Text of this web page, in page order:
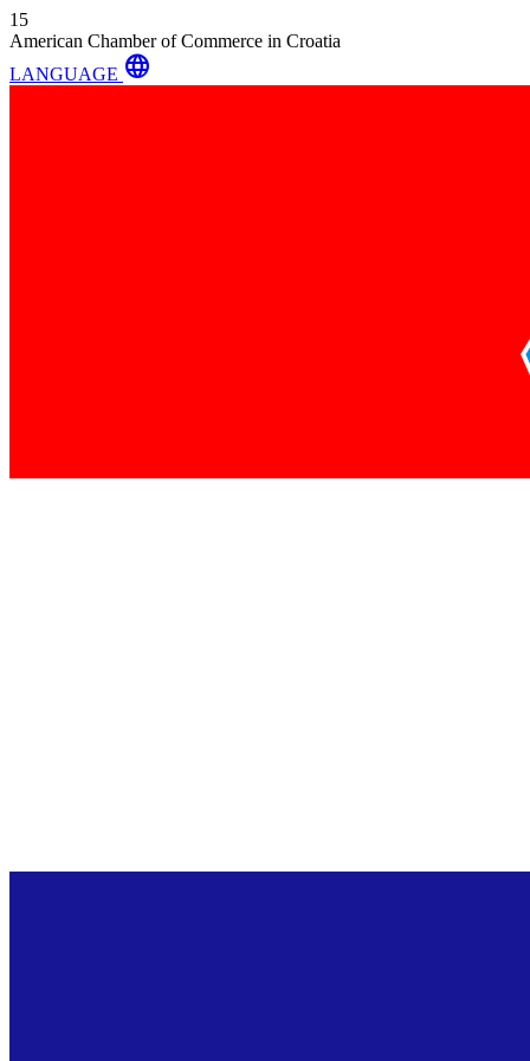
15
American Chamber of Commerce in Croatia
LANGUAGE language